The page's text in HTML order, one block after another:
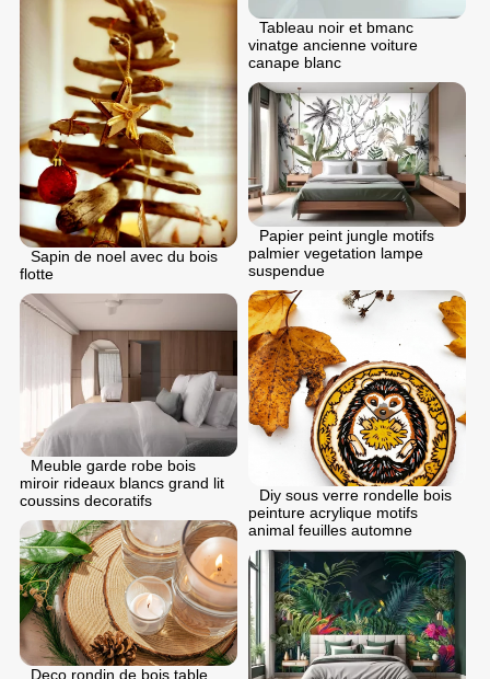
Tableau noir et bmanc
vinatge ancienne voiture
canape blanc
Sapin de noel avec du bois
flotte
Papier peint jungle motifs
palmier vegetation lampe
suspendue
Diy sous verre rondelle bois
peinture acrylique motifs
animal feuilles automne
Meuble garde robe bois
miroir rideaux blancs grand lit
coussins decoratifs
Deco rondin de bois table